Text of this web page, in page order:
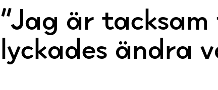
”Jag är
lyckades ändra